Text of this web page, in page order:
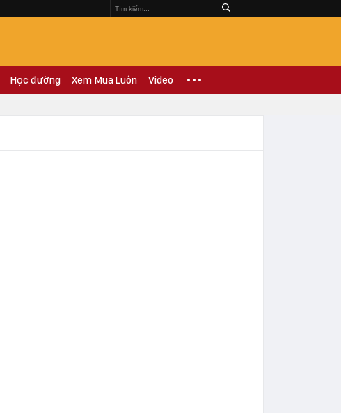
Học đường Xem Mua Luôn Video